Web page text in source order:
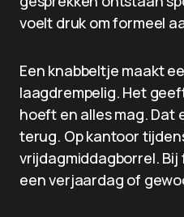
voelt druk om formeel
Een knabbeltje maakt
laagdrempelig. Het
hoeft en alles mag. Dat
terug. Op kantoor
vrijdagmiddagborrel.
een verjaardag of